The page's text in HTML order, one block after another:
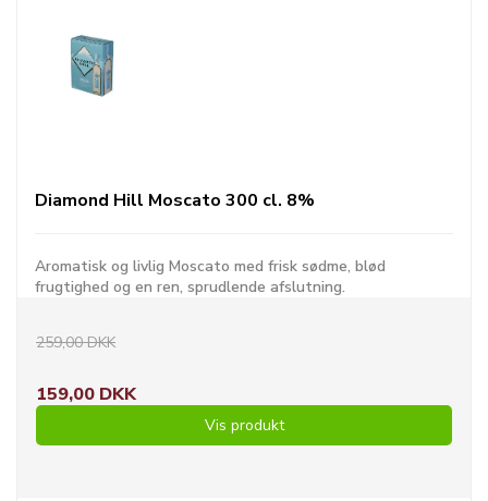
Diamond Hill Moscato 300 cl. 8%
Aromatisk og livlig Moscato med frisk sødme, blød
frugtighed og en ren, sprudlende afslutning.
259,00 DKK
159,00 DKK
Vis produkt